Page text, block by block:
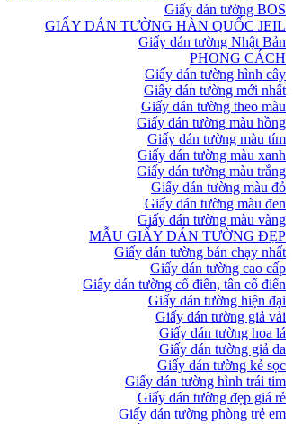
Giấy dán tường BOS
GIẤY DÁN TƯỜNG HÀN QUỐC JEIL
Giấy dán tường Nhật Bản
PHONG CÁCH
Giấy dán tường hình cây
Giấy dán tường mới nhất
Giấy dán tường theo màu
Giấy dán tường màu hồng
Giấy dán tường màu tím
Giấy dán tường màu xanh
Giấy dán tường màu trắng
Giấy dán tường màu đỏ
Giấy dán tường màu đen
Giấy dán tường màu vàng
MẪU GIẤY DÁN TƯỜNG ĐẸP
Giấy dán tường bán chạy nhất
Giấy dán tường cao cấp
Giấy dán tường cổ điển, tân cổ điển
Giấy dán tường hiện đại
Giấy dán tường giả vải
Giấy dán tường hoa lá
Giấy dán tường giả da
Giấy dán tường kẻ sọc
Giấy dán tường hình trái tim
Giấy dán tường đẹp giá rẻ
Giấy dán tường phòng trẻ em